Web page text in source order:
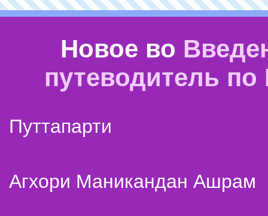
Новое во
путеводитель
Путтапарти
Агхори Маникандан Ашрам